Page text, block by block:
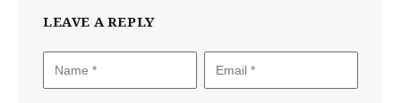
LEAVE A REPLY